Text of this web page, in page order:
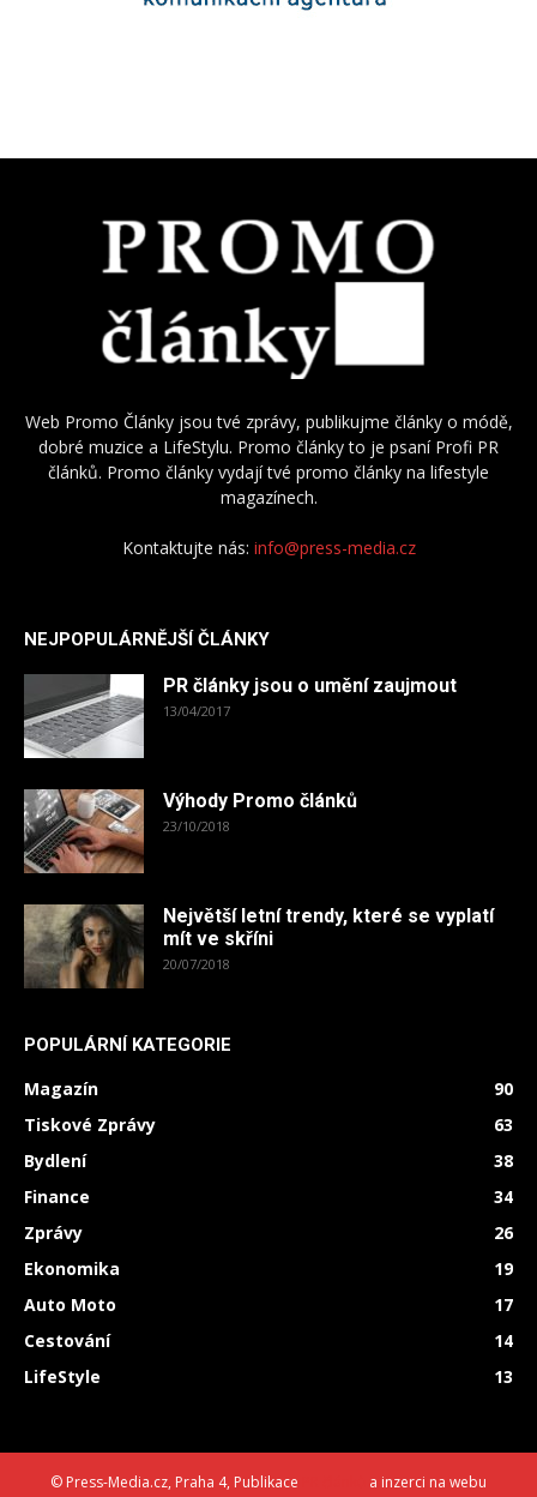
Web Promo Články jsou tvé zprávy, publikujme články o módě,
dobré muzice a LifeStylu. Promo články to je psaní Profi PR
článků. Promo články vydají tvé promo články na lifestyle
magazínech.
Kontaktujte nás: info@press-media.cz
NEJPOPULÁRNĚJŠÍ ČLÁNKY
PR články jsou o umění zaujmout
13/04/2017
Výhody Promo článků
23/10/2018
Největší letní trendy, které se vyplatí
mít ve skříni
20/07/2018
POPULÁRNÍ KATEGORIE
Magazín
90
Tiskové Zprávy
63
Bydlení
38
Finance
34
Zprávy
26
Ekonomika
19
Auto Moto
17
Cestování
14
LifeStyle
13
© Press-Media.cz, Praha 4, Publikace
a inzerci na webu